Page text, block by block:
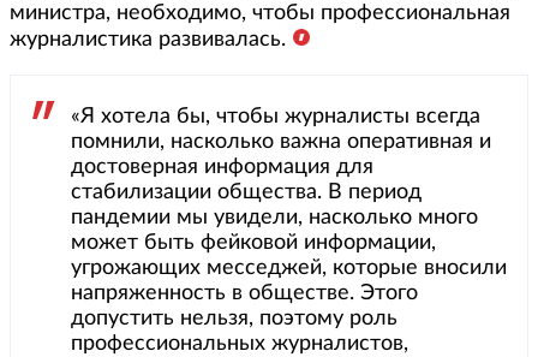
министра, необходимо, чтобы профессиональная
журналистика развивалась.
«Я хотела бы, чтобы журналисты всегда
помнили, насколько важна оперативная и
достоверная информация для
стабилизации общества. В период
пандемии мы увидели, насколько много
может быть фейковой информации,
угрожающих месседжей, которые вносили
напряженность в обществе. Этого
допустить нельзя, поэтому роль
профессиональных журналистов,